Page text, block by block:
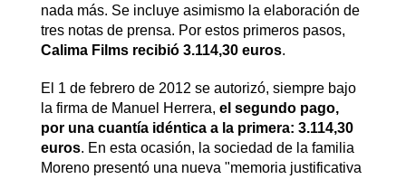
nada más. Se incluye asimismo la elaboración de
tres notas de prensa. Por estos primeros pasos,
Calima Films recibió 3.114,30 euros.
El 1 de febrero de 2012 se autorizó, siempre bajo
la firma de Manuel Herrera, el segundo pago,
por una cuantía idéntica a la primera: 3.114,30
euros. En esta ocasión, la sociedad de la familia
Moreno presentó una nueva "memoria justificativa